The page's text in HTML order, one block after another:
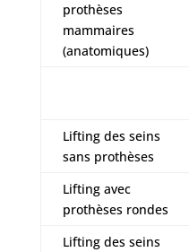
prothèses
mammaires
(anatomiques)
Lifting des seins
sans prothèses
Lifting avec
prothèses rondes
Lifting des seins